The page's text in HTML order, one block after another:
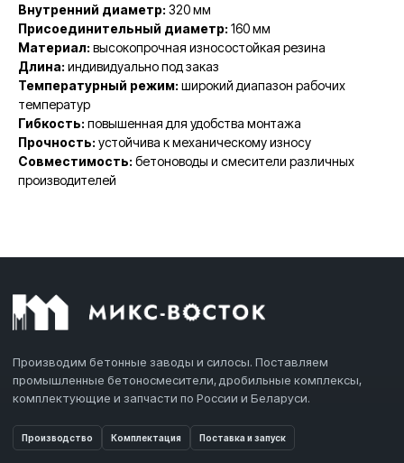
Внутренний диаметр: 320 мм
Присоединительный диаметр: 160 мм
Материал: высокопрочная износостойкая резина
Длина: индивидуально под заказ
Температурный режим: широкий диапазон рабочих
температур
Гибкость: повышенная для удобства монтажа
Прочность: устойчива к механическому износу
Совместимость: бетоноводы и смесители различных
производителей
Производим бетонные заводы и силосы. Поставляем
промышленные бетоносмесители, дробильные комплексы,
комплектующие и запчасти по России и Беларуси.
Производство Комплектация Поставка и запуск